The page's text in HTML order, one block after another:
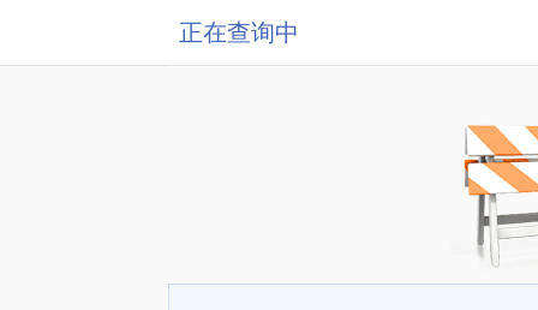
正在查询中